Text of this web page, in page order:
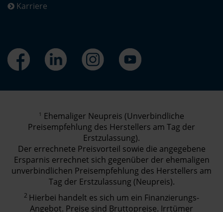
Karriere
1 Ehemaliger Neupreis (Unverbindliche
Preisempfehlung des Herstellers am Tag der
Erstzulassung).
Der errechnete Preisvorteil sowie die angegebene
Ersparnis errechnet sich gegenüber der ehemaligen
unverbindlichen Preisempfehlung des Herstellers am
Tag der Erstzulassung (Neupreis).
2 Hierbei handelt es sich um ein Finanzierungs-
Angebot. Preise sind Bruttopreise. Irrtümer